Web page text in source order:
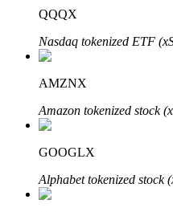
QQQX
Nasdaq tokenized ETF
AMZNX
Amazon tokenized stock
GOOGLX
Alphabet tokenized stock